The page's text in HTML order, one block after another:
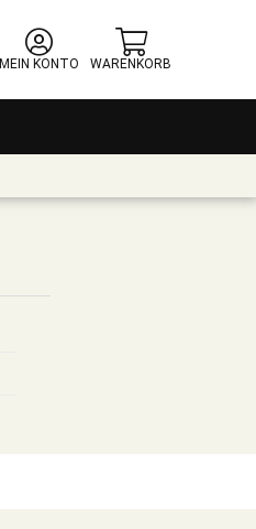
MEIN KONTO
WARENKORB